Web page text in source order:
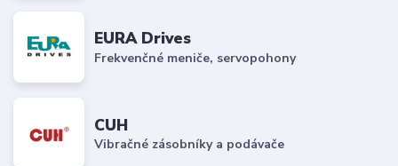
EURA Drives
Frekvenčné meniče, servopohony
CUH
Vibračné zásobníky a podávače